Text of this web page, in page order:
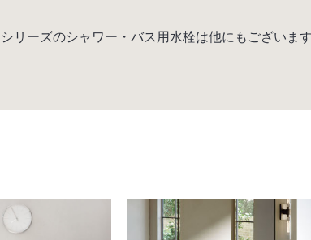
リーズのシャワー・バス用水栓は他にもございま